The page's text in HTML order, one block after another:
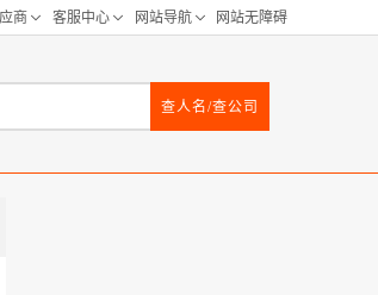
查人名/查公司